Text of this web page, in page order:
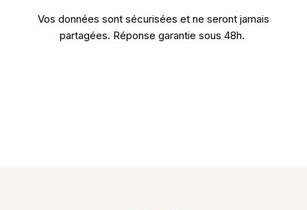
Vos données sont sécurisées et ne seront jamais
partagées. Réponse garantie sous 48h.